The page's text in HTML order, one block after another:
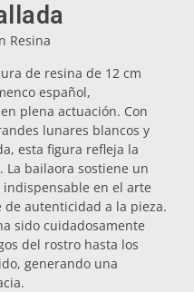
Resina
de resina de 12 cm
español,
plena actuación. Con
lunares blancos y
esta figura refleja la
La bailaora sostiene un
en el arte
autenticidad a la pieza.
sido cuidadosamente
del rostro hasta los
generando una